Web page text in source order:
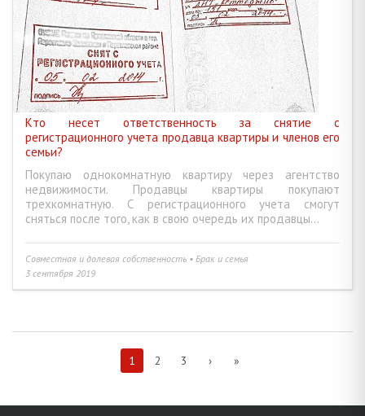
Кто несет ответственность за снятие с
регистрационного учета продавца квартиры и членов его
семьи?
Покупаю однокомнатную квартиру через агентство
недвижимости. Продавцы квартиры покупают
трехкомнатную. С регистрационного учета смогут
сняться после того, как в свою очередь их продавцы...
3 сентября 2019
Совместная и долевая собственность • Брак и семья
1 2 3 › »